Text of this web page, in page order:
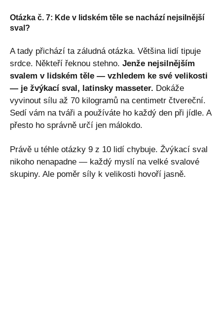
Otázka č. 7: Kde v lidském těle se nachází nejsilnější
sval?
A tady přichází ta záludná otázka. Většina lidí tipuje
srdce. Někteří řeknou stehno. Jenže nejsilnějším
svalem v lidském těle — vzhledem ke své velikosti
— je žvýkací sval, latinsky masseter. Dokáže
vyvinout sílu až 70 kilogramů na centimetr čtvereční.
Sedí vám na tváři a používáte ho každý den při jídle. A
přesto ho správně určí jen málokdo.
Právě u téhle otázky 9 z 10 lidí chybuje. Žvýkací sval
nikoho nenapadne — každý myslí na velké svalové
skupiny. Ale poměr síly k velikosti hovoří jasně.